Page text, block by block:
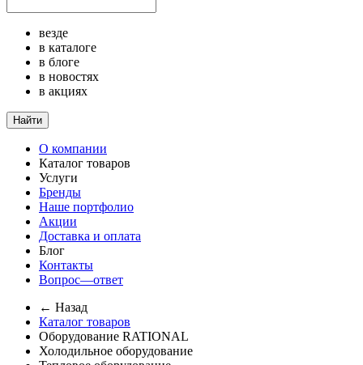
везде
в каталоге
в блоге
в новостях
в акциях
Найти
О компании
Каталог товаров
Услуги
Бренды
Наше портфолио
Акции
Доставка и оплата
Блог
Контакты
Вопрос—ответ
← Назад
Каталог товаров
Оборудование RATIONAL
Холодильное оборудование